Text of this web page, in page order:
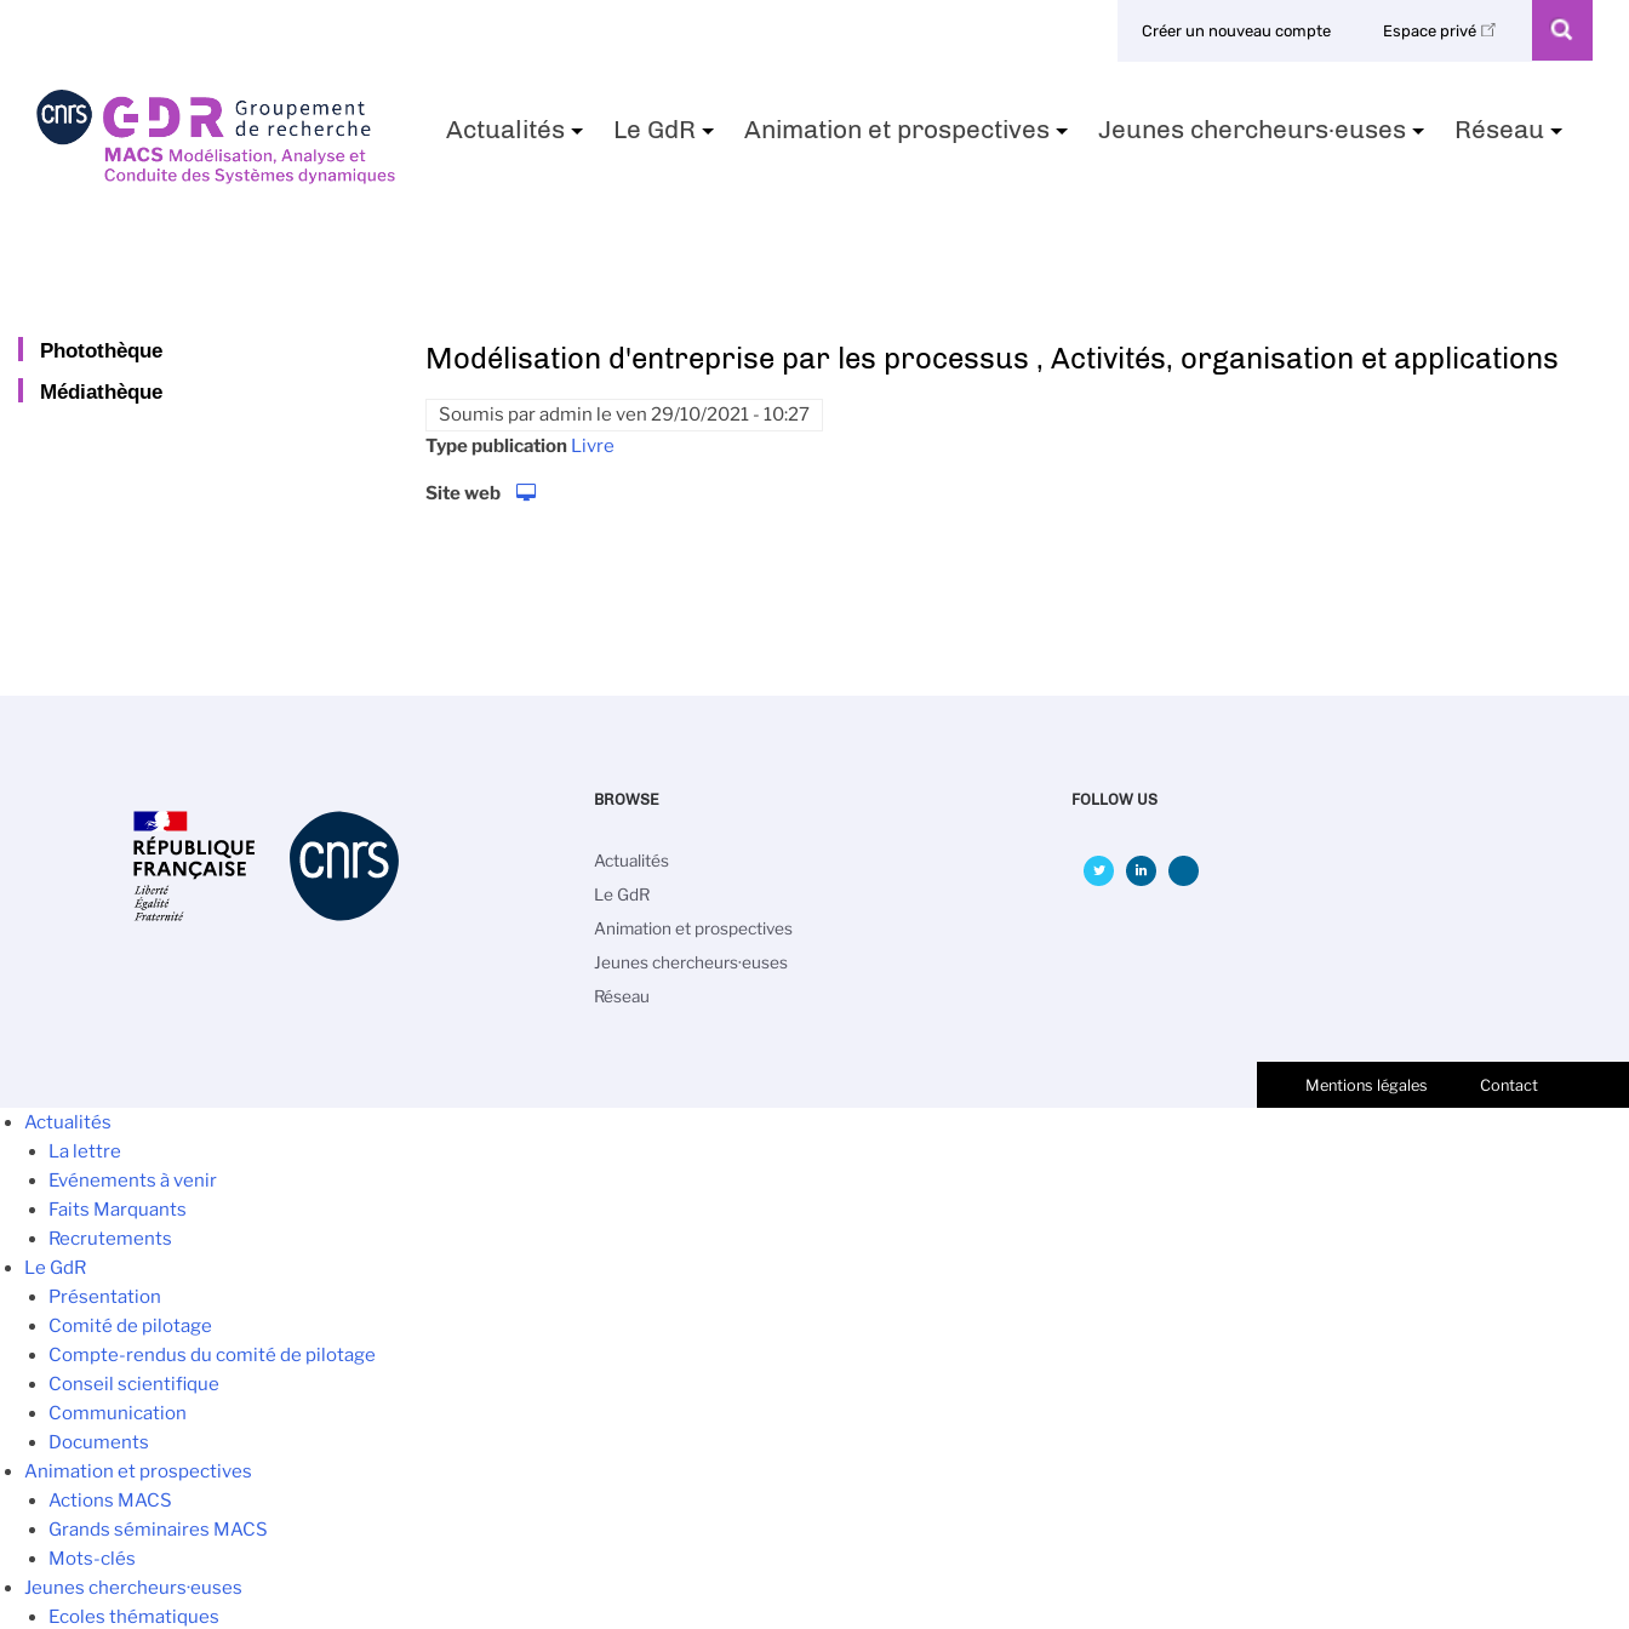
principal
Créer un nouveau compte Espace privé
Actualités Le GdR Animation et prospectives Jeunes chercheurs·euses Réseau
Photothèque
Médiathèque
Modélisation d'entreprise par les processus , Activités, organisation et applications
Soumis paradmin le ven 29/10/2021 - 10:27
Type publication Livre
Site web
BROWSE
Navigation
principale
Actualités
Le GdR
Animation et prospectives
Jeunes chercheurs·euses
Réseau
FOLLOW US
Mentions légales Contact
Actualités
La lettre
Evénements à venir
Faits Marquants
Recrutements
Le GdR
Présentation
Comité de pilotage
Compte-rendus du comité de pilotage
Conseil scientifique
Communication
Documents
Animation et prospectives
Actions MACS
Grands séminaires MACS
Mots-clés
Jeunes chercheurs·euses
Ecoles thématiques